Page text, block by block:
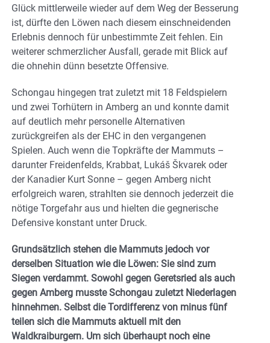
Glück mittlerweile wieder auf dem Weg der Besserung
ist, dürfte den Löwen nach diesem einschneidenden
Erlebnis dennoch für unbestimmte Zeit fehlen. Ein
weiterer schmerzlicher Ausfall, gerade mit Blick auf
die ohnehin dünn besetzte Offensive.
Schongau hingegen trat zuletzt mit 18 Feldspielern
und zwei Torhütern in Amberg an und konnte damit
auf deutlich mehr personelle Alternativen
zurückgreifen als der EHC in den vergangenen
Spielen. Auch wenn die Topkräfte der Mammuts –
darunter Freidenfelds, Krabbat, Lukáš Škvarek oder
der Kanadier Kurt Sonne – gegen Amberg nicht
erfolgreich waren, strahlten sie dennoch jederzeit die
nötige Torgefahr aus und hielten die gegnerische
Defensive konstant unter Druck.
Grundsätzlich stehen die Mammuts jedoch vor
derselben Situation wie die Löwen: Sie sind zum
Siegen verdammt. Sowohl gegen Geretsried als auch
gegen Amberg musste Schongau zuletzt Niederlagen
hinnehmen. Selbst die Tordifferenz von minus fünf
teilen sich die Mammuts aktuell mit den
Waldkraiburgern. Um sich überhaupt noch eine